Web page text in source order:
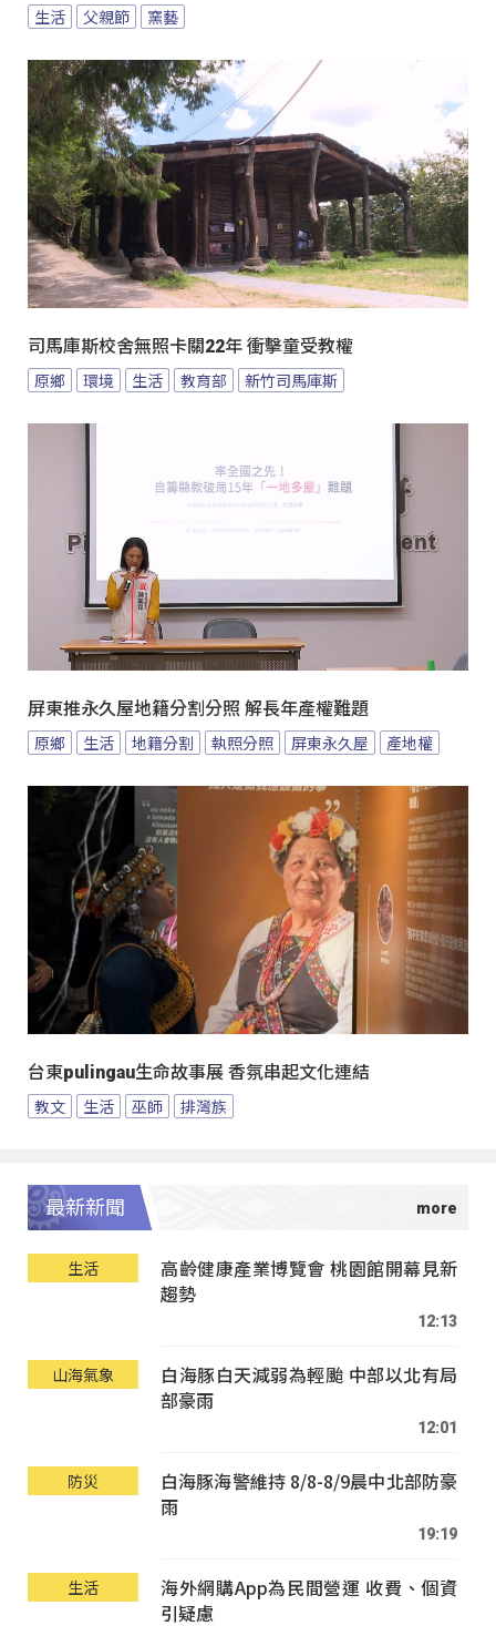
生活 父親節 窯藝
司馬庫斯校舍無照卡關22年 衝擊童受教權
原鄉 環境 生活 教育部 新竹司馬庫斯
屏東推永久屋地籍分割分照 解長年產權難題
原鄉 生活 地籍分割 執照分照 屏東永久屋 產地權
台東pulingau生命故事展 香氛串起文化連結
教文 生活 巫師 排灣族
最新新聞
生活
高齡健康產業博覽會 桃園館開幕見新
趨勢
12:13
山海氣象
白海豚白天減弱為輕颱 中部以北有局
部豪雨
12:01
防災
白海豚海警維持 8/8-8/9晨中北部防豪
雨
19:19
生活
海外網購App為民間營運 收費、個資
引疑慮